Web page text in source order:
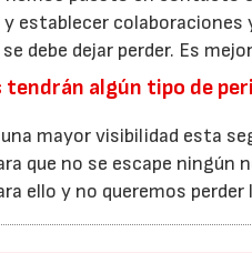
establecer colaboraciones
debe dejar perder. Es
algún tipo de
mayor visibilidad esta
que no se escape ningún
ello y no queremos perder